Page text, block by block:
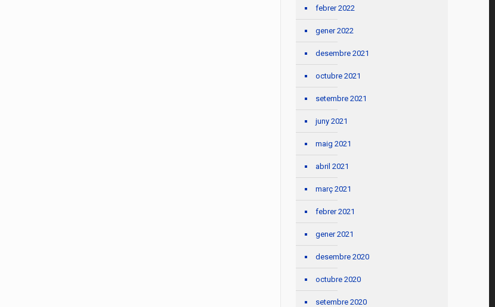
febrer 2022
gener 2022
desembre 2021
octubre 2021
setembre 2021
juny 2021
maig 2021
abril 2021
març 2021
febrer 2021
gener 2021
desembre 2020
octubre 2020
setembre 2020